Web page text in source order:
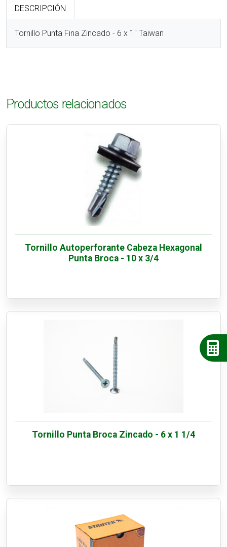
DESCRIPCIÓN
Tornillo Punta Fina Zincado - 6 x 1" Taiwan
Productos relacionados
Tornillo Autoperforante Cabeza Hexagonal
Punta Broca - 10 x 3/4
Tornillo Punta Broca Zincado - 6 x 1 1/4